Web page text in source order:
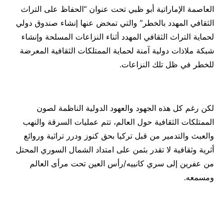
العاصمة الإماراتية أبو ظبي تحت عنوان “الحفاظ على التراث
الثقافي المهدد بالخطر” والتي تمخض عنها إنشاء صندوق دولي
لحماية التراث الثقافي المهدد أثناء النزاعات المسلحة وإنشاء
شبكة ملاذات دولية آمنة لحماية الممتلكات الثقافية المعرضة
للخطر في ظل تلك النزاعات.
لكن رغم كل هذه الجهود والعهود الدولية الناظمة لصون
الممتلكات الثقافية حول العالم، تتم عمليات السرقة والنهب
والعبث والتدمير من قبل تركيا بحق كنوز ودرر تراثية وروائع
أثرية وثقافية لا تقدر بثمن على امتداد الشمال السوري المحتل
من عفرين إلى سري كانييه/رأس العين تحت مرأى العالم
ومسمعه.